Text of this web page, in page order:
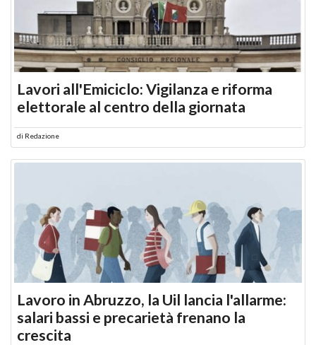
Lavori all'Emiciclo: Vigilanza e riforma
elettorale al centro della giornata
di Redazione
Lavoro in Abruzzo, la Uil lancia l'allarme:
salari bassi e precarietà frenano la
crescita